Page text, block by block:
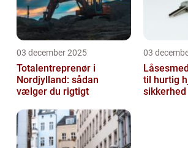
03 december 2025
Totalentreprenør i
Nordjylland: sådan
vælger du rigtigt
03
til hurtig
sikkerhed